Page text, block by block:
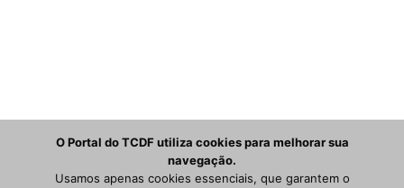
O Portal do TCDF utiliza cookies para melhorar sua
navegação.
Usamos apenas cookies essenciais, que garantem o